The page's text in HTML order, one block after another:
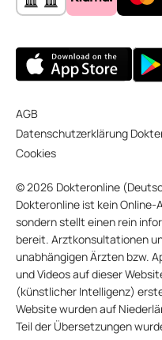
AGB
Datenschutzerklärung
Cookies
© 2026 Dokteronline
Dokteronline ist kein
sondern stellt einen rein
bereit. Arztkonsultationen
unabhängigen Ärzten bzw.
und Videos auf dieser
(künstlicher Intelligenz)
Website wurden auf
Teil der Übersetzungen